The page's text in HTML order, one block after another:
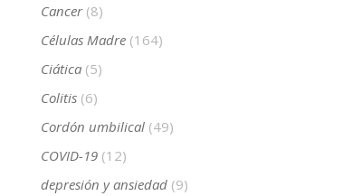
Cancer(8)
Células Madre(164)
Ciática(5)
Colitis(6)
Cordón umbilical(49)
COVID-19(12)
depresión y ansiedad(9)